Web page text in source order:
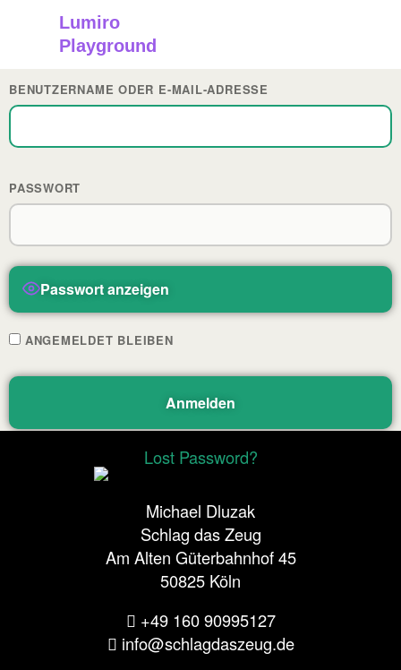
springen
Lumiro
Playground
BENUTZERNAME ODER E-MAIL-ADRESSE
PASSWORT
Passwort anzeigen
ANGEMELDET BLEIBEN
Lost Password?
Michael Dluzak
Schlag das Zeug
Am Alten Güterbahnhof 45
50825 Köln
+49 160 90995127‬
info@schlagdaszeug.de